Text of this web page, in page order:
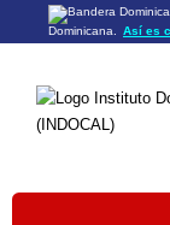
Dominicana.
Así es
Los sitios
Los sitios
HTTPS